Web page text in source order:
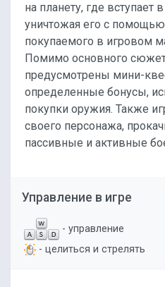
на планету, где вступает
уничтожая его с
покупаемого в игровом
Помимо основного
предусмотрены мини-
определенные бонусы,
покупки оружия. Также
своего персонажа,
пассивные и активные
Управление в игре
- управление
- целиться и стрелять